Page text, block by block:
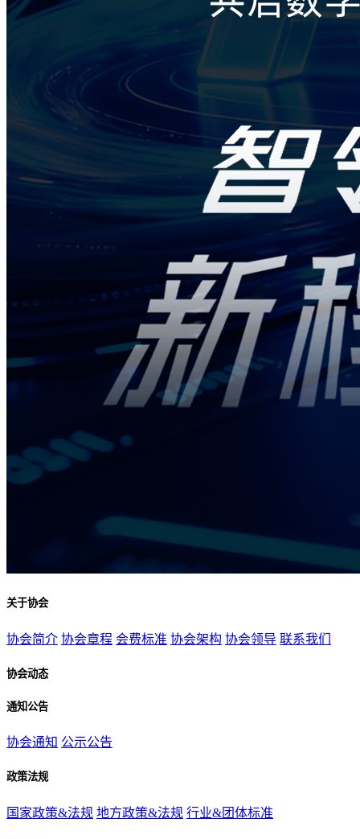
关于协会
协会简介 协会章程 会费标准 协会架构 协会领导 联系我们
协会动态
通知公告
协会通知 公示公告
政策法规
国家政策&法规 地方政策&法规 行业&团体标准